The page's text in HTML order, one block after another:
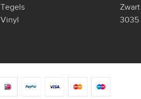
Tegels
Vinyl
Zwart
3035